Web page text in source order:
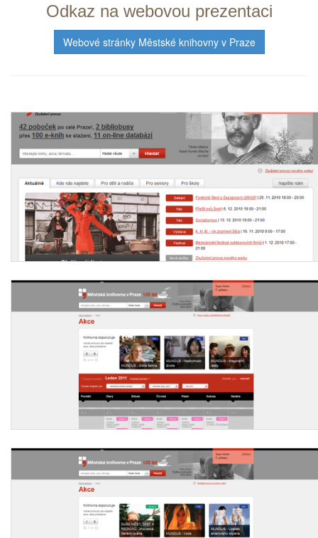
Odkaz na webovou prezentaci
Webové stránky Městské knihovny v Praze